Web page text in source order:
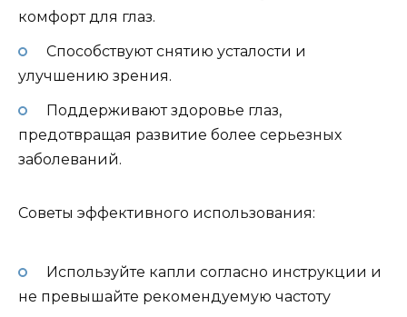
комфорт для глаз.
Способствуют снятию усталости и
улучшению зрения.
Поддерживают здоровье глаз,
предотвращая развитие более серьезных
заболеваний.
Советы эффективного использования:
Используйте капли согласно инструкции и
не превышайте рекомендуемую частоту